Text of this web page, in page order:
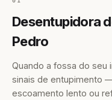
Desentupidora
Pedro
Quando a fossa do seu
sinais de entupimento
escoamento lento ou